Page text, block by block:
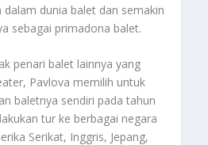
dunia balet dan semakin
sebagai primadona balet.
penari balet lainnya yang
Pavlova memilih untuk
baletnya sendiri pada tahun
tur ke berbagai negara
Serikat, Inggris, Jepang,